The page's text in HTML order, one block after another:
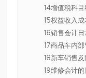
14增值税科
15权益收入
16销售会计
17商品车内
18新车销售
19维修会计